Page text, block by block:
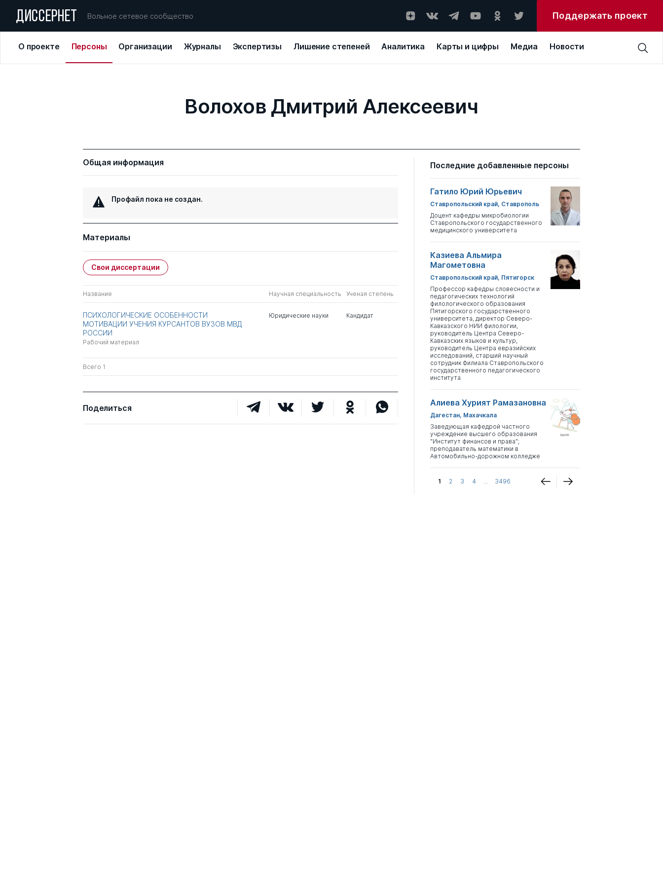
ДИССЕРНЕТ Вольное сетевое сообщество Поддержать проект
О проекте Персоны Организации Журналы Экспертизы Лишение степеней Аналитика Карты и цифры Медиа Новости
Волохов Дмитрий Алексеевич
Общая информация
Профайл пока не создан.
Материалы
Свои диссертации
Название Научная специальность Ученая степень
ПСИХОЛОГИЧЕСКИЕ ОСОБЕННОСТИ
МОТИВАЦИИ УЧЕНИЯ КУРСАНТОВ ВУЗОВ МВД
РОССИИ
Рабочий материал
Юридические науки Кандидат
Всего 1
Поделиться
Последние добавленные персоны
Гатило Юрий Юрьевич
Ставропольский край, Ставрополь
Доцент кафедры микробиологии
Ставропольского государственного
медицинского университета
Казиева Альмира
Магометовна
Ставропольский край, Пятигорск
Профессор кафедры словесности и
педагогических технологий
филологического образования
Пятигорского государственного
университета, директор Северо-
Кавказского НИИ филологии,
руководитель Центра Северо-
Кавказских языков и культур,
руководитель Центра евразийских
исследований, старший научный
сотрудник Филиала Ставропольского
государственного педагогического
института
Алиева Хурият Рамазановна
Дагестан, Махачкала
Заведующая кафедрой частного
учреждение высшего образования
"Институт финансов и права";
преподаватель математики в
Автомобильно-дорожном колледже
1 2 3 4 ... 3496